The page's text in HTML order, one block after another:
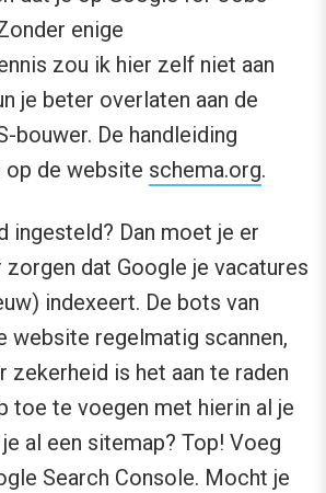
enige
zou ik hier zelf niet aan
je beter overlaten aan de
bouwer. De handleiding
op de website schema.org.
ingesteld? Dan moet je er
dat Google je vacatures
indexeert. De bots van
website regelmatig scannen,
zekerheid is het aan te raden
toe te voegen met hierin al je
al een sitemap? Top! Voeg
Search Console. Mocht je